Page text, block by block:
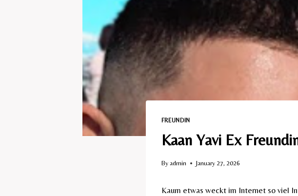
FREUNDIN
Kaan Yavi Ex
Byadmin January 27, 2026
Kaum etwas weckt im Internet so viel